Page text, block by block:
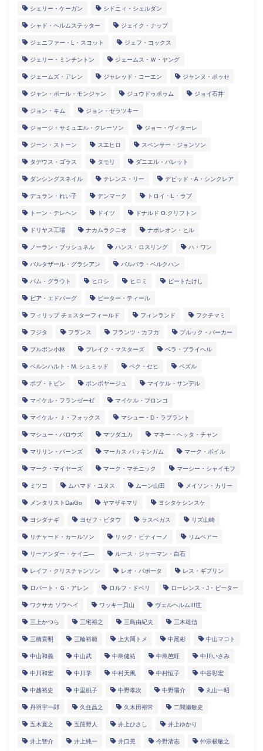
シェリー・ケーガン シドニィ・シェルダン
シャド・ヘルムステッター ジェイク・ナップ
ジェニファー・L・スコット ジェフ・コックス
ジェリー・ミンチントン ジェームス・Ｗ・ヤング
ジェームズ・アレン ジャレッド・コーエン ジャンヌ・ボッセ
ジャン・ポール・モンジャン ジュウドゥポゥム ジョイ石井
ジョン・キム ジョン・ゼラツキー
ジョージ・サミュエル・クレーソン ジョー・ヴィターレ
ジーン・ストーン スエヒロ スペンサー・ジョンソン
タデウス・ゴラス タモリ ダニエル・バレット
ダンシングスネイル テレンス・リー デビッド・A・シンクレア
デュラン・れい子 デンマーク トロイ・L・ラブ
トーン・テレヘン ドイツ ドナルド O.クリフトン
ドリヤス工場 ナカムラクニオ ナポレオン・ヒル
ノーラン・ブッシュネル ハンス・ロスリング ハ・ワン
バルタザール・グラシアン バルバラ・ベルクハン
パム・グラウト ヒロシ ヒロミ ビートたけし
ピア・エドバーグ ピーター・ティール
フィリップ チェスターフィールド フィンランド フクチマミ
フジタ フランス フランツ・カフカ ブルック・バーカー
ブルボン小林 ブレイク・マスターズ ベラ・ブライヘル
ベルンハルト・M. シュミッド ペク・セヒ ペズル
ボブ・トビン ボンボヤージュ マイケル・サンデル
マイケル・フランゼーゼ マイケル・プロンコ
マイケル・Ｊ・フォックス マシュー・D・ラプラント
マシュー・バロウズ マツダユカ マネー・ヘッタ・チャン
マリリン・バーンズ マーカス バッキンガム マーク・ボイル
マーク・マイヤーズ マーク・マチニック マーシー・シャイモフ
ミツコ ムハマド・ユヌス ムーン山田 メイソン・カリー
メンタリストDaiGo ヤマザキマリ ヨシタケシンスケ
ヨシダナギ ヨゼフ・ピタウ ラスベガス リズ山崎
リチャード・カールソン リック・ピティーノ リムベアー
リーアンダー・ケイニ― ルース・ジャーマン・白石
レイフ・クリスチャンソン レオ・バボータ レス・ギブリン
ロバート・Ｇ・アレン ロルフ・ドベリ ローレンス・J・ピーター
ワクサカ ソウヘイ ワッキー貝山 ヴェルヘルムIII世
三上かつら 三宅裕之 三島由紀夫 三木雄信
三橋貴明 三輪裕範 上大岡トメ 中尾彬 中山マコト
中山和義 中山武 中島健祐 中島芭旺 中川いさみ
中川和宏 中川学 中村天風 中村恒子 中谷彰宏
中越裕史 中里桃子 中野孝次 中野陽介 丸山一昭
丹羽宇一郎 久住昌之 久木田裕常 二間瀬敏史
五木寛之 五箇野人 井上ひさし 井上ゆかり
井上智介 井上純一 井口晃 今野清志 仲宗根敏之